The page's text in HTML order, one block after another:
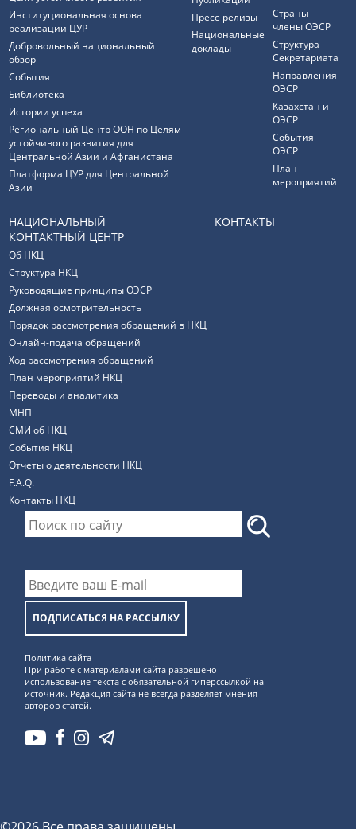
Институциональная основа
реализации ЦУР
Добровольный национальный
обзор
События
Библиотека
Истории успеха
Региональный Центр ООН по Целям
устойчивого развития для
Центральной Азии и Афганистана
Платформа ЦУР для Центральной
Азии
Пресс-релизы
Национальные
доклады
Страны –
члены ОЭСР
Структура
Секретариата
Направления
ОЭСР
Казахстан и
ОЭСР
События
ОЭСР
План
мероприятий
НАЦИОНАЛЬНЫЙ
КОНТАКТНЫЙ ЦЕНТР
Об НКЦ
Структура НКЦ
Руководящие принципы ОЭСР
Должная осмотрительность
Порядок рассмотрения обращений в НКЦ
Онлайн-подача обращений
Ход рассмотрения обращений
План мероприятий НКЦ
Переводы и аналитика
МНП
СМИ об НКЦ
События НКЦ
Отчеты о деятельности НКЦ
F.A.Q.
Контакты НКЦ
КОНТАКТЫ
ПОДПИСАТЬСЯ НА РАССЫЛКУ
Политика сайта
При работе с материалами сайта разрешено
использование текста с обязательной гиперссылкой на
источник. Редакция сайта не всегда разделяет мнения
авторов статей.